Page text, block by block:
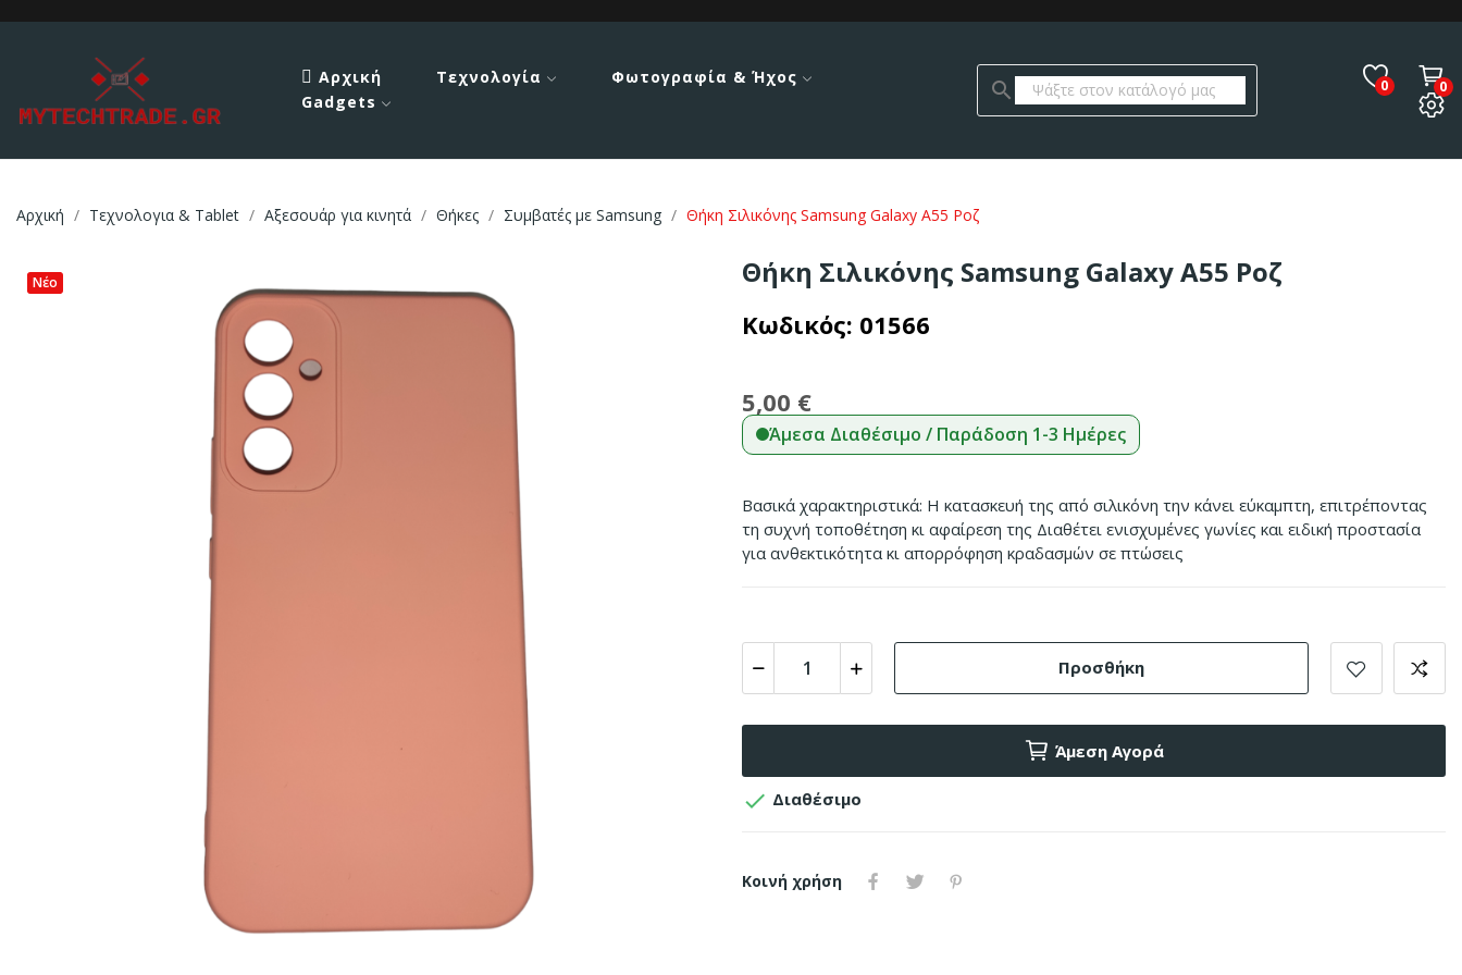
Αρχική Τεχνολογία
Φωτογραφία & Ήχος
Gadgets
search 0 0
Αρχική Τεχνολογια & Tablet Αξεσουάρ για κινητά Θήκες Συμβατές με Samsung Θήκη Σιλικόνης Samsung Galaxy A55 Ροζ
Νέο Θήκη Σιλικόνης Samsung Galaxy A55 Ροζ
Κωδικός: 01566
5,00 €
Άμεσα Διαθέσιμο / Παράδοση 1-3 Ημέρες
Βασικά χαρακτηριστικά: Η κατασκευή της από σιλικόνη την κάνει εύκαμπτη, επιτρέποντας
τη συχνή τοποθέτηση κι αφαίρεση της Διαθέτει ενισχυμένες γωνίες και ειδική προστασία
για ανθεκτικότητα κι απορρόφηση κραδασμών σε πτώσεις
Προσθήκη
Άμεση Αγορά
 Διαθέσιμο
Κοινή χρήση